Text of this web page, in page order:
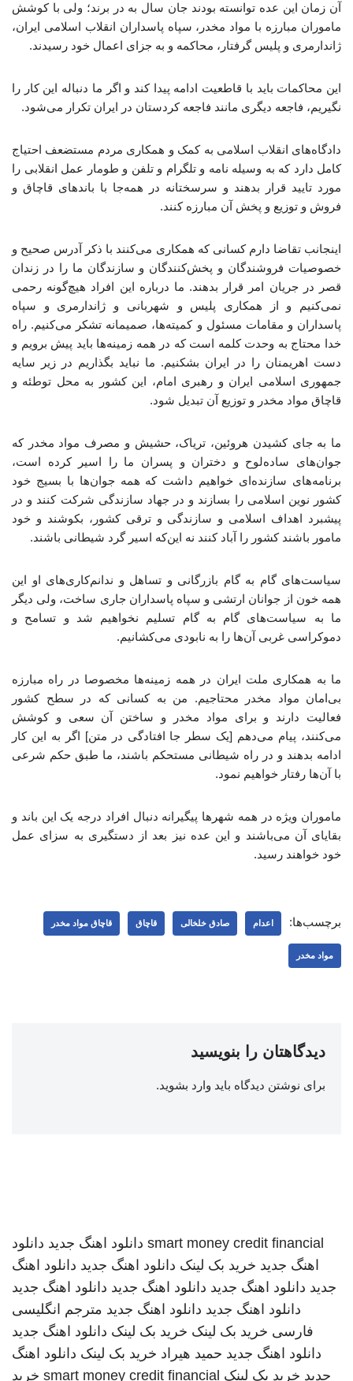
آن زمان این عده توانسته بودند جان سال به در برند؛ ولی با کوشش
ماموران مبارزه با مواد مخدر، سپاه پاسداران انقلاب اسلامی ایران،
ژاندارمری و پلیس گرفتار، محاکمه و به جزای اعمال خود رسیدند.
این محاکمات باید با قاطعیت ادامه پیدا کند و اگر ما دنباله این کار را
نگیریم، فاجعه دیگری مانند فاجعه کردستان در ایران تکرار می‌شود.
دادگاه‌های انقلاب اسلامی به کمک و همکاری مردم مستضعف احتیاج
کامل دارد که به وسیله نامه و تلگرام و تلفن و طومار عمل انقلابی را
مورد تایید قرار بدهند و سرسختانه در همه‌جا با باندهای قاچاق و
فروش و توزیع و پخش آن مبارزه کنند.
اینجانب تقاضا دارم کسانی که همکاری می‌کنند با ذکر آدرس صحیح و
خصوصیات فروشندگان و پخش‌کنندگان و سازندگان ما را در زندان
قصر در جریان امر قرار بدهند. ما درباره این افراد هیچ‌گونه رحمی
نمی‌کنیم و از همکاری پلیس و شهربانی و ژاندارمری و سپاه
پاسداران و مقامات مسئول و کمیته‌ها، صمیمانه تشکر می‌کنیم. راه
خدا محتاج به وحدت کلمه است که در همه زمینه‌ها باید پیش برویم و
دست اهریمنان را در ایران بشکنیم. ما نباید بگذاریم در زیر سایه
جمهوری اسلامی ایران و رهبری امام، این کشور به محل توطئه و
قاچاق مواد مخدر و توزیع آن تبدیل شود.
ما به جای کشیدن هروئین، تریاک، حشیش و مصرف مواد مخدر که
جوان‌های ساده‌لوح و دختران و پسران ما را اسیر کرده است،
برنامه‌های سازنده‌ای خواهیم داشت که همه جوان‌ها با بسیج خود
کشور نوین اسلامی را بسازند و در جهاد سازندگی شرکت کنند و در
پیشبرد اهداف اسلامی و سازندگی و ترقی کشور، بکوشند و خود
مامور باشند کشور را آباد کنند نه این‌که اسیر گرد شیطانی باشند.
سیاست‌های گام به گام بازرگانی و تساهل و ندانم‌کاری‌های او این
همه خون از جوانان ارتشی و سپاه پاسداران جاری ساخت، ولی دیگر
ما به سیاست‌های گام به گام تسلیم نخواهیم شد و تسامح و
دموکراسی غربی آن‌ها را به نابودی می‌کشانیم.
ما به همکاری ملت ایران در همه زمینه‌ها مخصوصا در راه مبارزه
بی‌امان مواد مخدر محتاجیم. من به کسانی که در سطح کشور
فعالیت دارند و برای مواد مخدر و ساختن آن سعی و کوشش
می‌کنند، پیام می‌دهم [یک سطر جا افتادگی در متن] اگر به این کار
ادامه بدهند و در راه شیطانی مستحکم باشند، ما طبق حکم شرعی
با آن‌ها رفتار خواهیم نمود.
ماموران ویژه در همه شهرها پیگیرانه دنبال افراد درجه یک این باند و
بقایای آن می‌باشند و این عده نیز بعد از دستگیری به سزای عمل
خود خواهند رسید.
برچسب‌ها: اعدام صادق خلخالی قاچاق قاچاق مواد مخدر
مواد مخدر
دیدگاهتان را بنویسید
برای نوشتن دیدگاه باید وارد بشوید.
smart money credit financial دانلود اهنگ جدید دانلود
اهنگ جدید خرید بک لینک دانلود اهنگ جدید دانلود اهنگ
جدید دانلود اهنگ جدید دانلود اهنگ جدید دانلود اهنگ جدید
دانلود اهنگ جدید دانلود اهنگ جدید مترجم انگلیسی
فارسی خرید بک لینک خرید بک لینک دانلود اهنگ جدید
دانلود اهنگ جدید حمید هیراد خرید بک لینک دانلود اهنگ
جدید خرید بک لینک smart money credit financial خرید